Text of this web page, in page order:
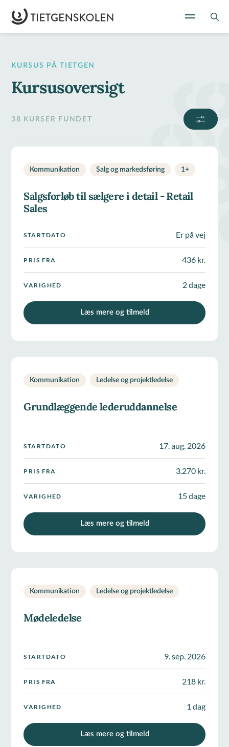
KURSUS PÅ TIETGEN
Kursusoversigt
38 KURSER FUNDET
Kommunikation Salg og markedsføring 1+
Salgsforløb til sælgere i detail - Retail
Sales
STARTDATO Er på vej
PRIS FRA 436 kr.
VARIGHED 2 dage
Læs mere og tilmeld
Kommunikation Ledelse og projektledelse
Grundlæggende lederuddannelse
STARTDATO 17. aug. 2026
PRIS FRA 3.270 kr.
VARIGHED 15 dage
Læs mere og tilmeld
Kommunikation Ledelse og projektledelse
Mødeledelse
STARTDATO 9. sep. 2026
PRIS FRA 218 kr.
VARIGHED 1 dag
Læs mere og tilmeld